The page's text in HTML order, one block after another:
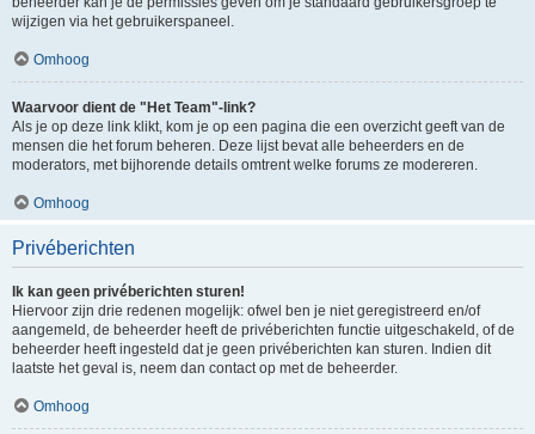
wijzigen via het gebruikerspaneel.
Omhoog
Waarvoor dient de "Het Team"-link?
Als je op deze link klikt, kom je op een pagina die een overzicht geeft van de
mensen die het forum beheren. Deze lijst bevat alle beheerders en de
moderators, met bijhorende details omtrent welke forums ze modereren.
Omhoog
Privéberichten
Ik kan geen privéberichten sturen!
Hiervoor zijn drie redenen mogelijk: ofwel ben je niet geregistreerd en/of
aangemeld, de beheerder heeft de privéberichten functie uitgeschakeld, of de
beheerder heeft ingesteld dat je geen privéberichten kan sturen. Indien dit
laatste het geval is, neem dan contact op met de beheerder.
Omhoog